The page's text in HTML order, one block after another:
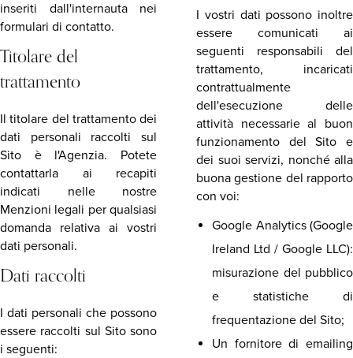
inseriti dall'internauta nei
formulari di contatto.
Titolare del
trattamento
Il titolare del trattamento dei
dati personali raccolti sul
Sito è l'Agenzia. Potete
contattarla ai recapiti
indicati nelle nostre
Menzioni legali per qualsiasi
domanda relativa ai vostri
dati personali.
Dati raccolti
I dati personali che possono
essere raccolti sul Sito sono
i seguenti:
I vostri dati possono inoltre
essere comunicati ai
seguenti responsabili del
trattamento, incaricati
contrattualmente
dell'esecuzione delle
attività necessarie al buon
funzionamento del Sito e
dei suoi servizi, nonché alla
buona gestione del rapporto
con voi:
Google Analytics (Google
Ireland Ltd / Google LLC):
misurazione del pubblico
e statistiche di
frequentazione del Sito;
Un fornitore di emailing